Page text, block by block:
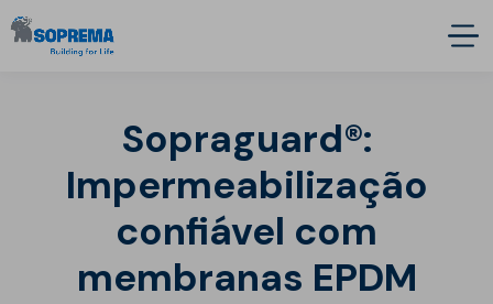
Sopraguard®:
Impermeabilização
confiável com
membranas EPDM